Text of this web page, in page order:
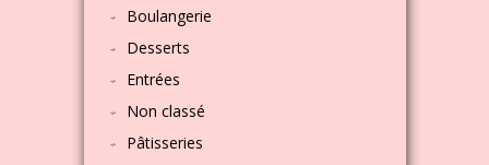
Boulangerie
Desserts
Entrées
Non classé
Pâtisseries